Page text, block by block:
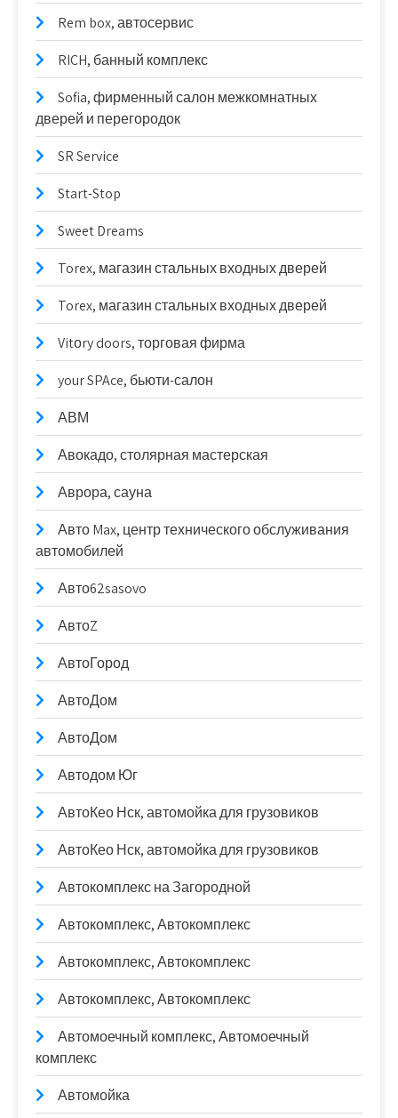
Rem box, автосервис
RICH, банный комплекс
Sofia, фирменный салон межкомнатных
дверей и перегородок
SR Service
Start-Stop
Sweet Dreams
Torex, магазин стальных входных дверей
Torex, магазин стальных входных дверей
Vitоry doors, торговая фирма
your SPAce, бьюти-салон
АВМ
Авокадо, столярная мастерская
Аврора, сауна
Авто Max, центр технического обслуживания
автомобилей
Авто62sasovo
АвтоZ
АвтоГород
АвтоДом
АвтоДом
Автодом Юг
АвтоКео Нск, автомойка для грузовиков
АвтоКео Нск, автомойка для грузовиков
Автокомплекс на Загородной
Автокомплекс, Автокомплекс
Автокомплекс, Автокомплекс
Автокомплекс, Автокомплекс
Автомоечный комплекс, Автомоечный
комплекс
Автомойка